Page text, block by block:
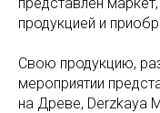
продукцией и
Свою продукцию,
мероприятии
на Древе, Derzkaya